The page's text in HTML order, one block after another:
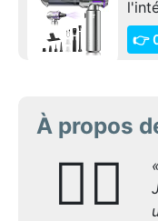
👉
À propos
🙋‍♂️ «